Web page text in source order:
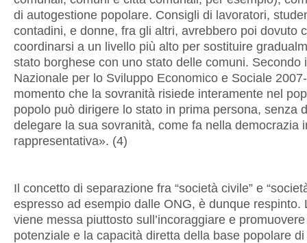
di autogestione popolare. Consigli di lavoratori,
contadini, e donne, fra gli altri, avrebbero poi dovuto
coordinarsi a un livello più alto per sostituire
stato borghese con uno stato delle comuni. Secondo
Nazionale per lo Sviluppo Economico e Sociale
momento che la sovranità risiede interamente nel
popolo può dirigere lo stato in prima persona, senza
delegare la sua sovranità, come fa nella democrazia
rappresentativa». (4)
Il concetto di separazione fra “società civile” e
espresso ad esempio dalle ONG, è dunque respinto.
viene messa piuttosto sull’incoraggiare e
potenziale e la capacità diretta della base popolare